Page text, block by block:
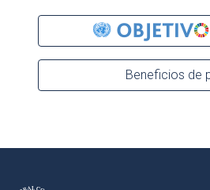
Beneficios de